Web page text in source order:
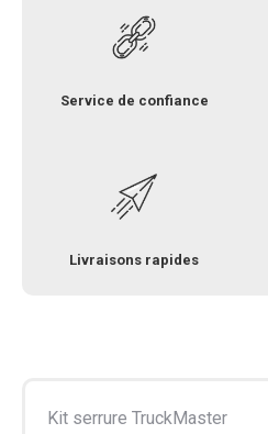
Service de confiance
Livraisons rapides
Kit serrure TruckMaster